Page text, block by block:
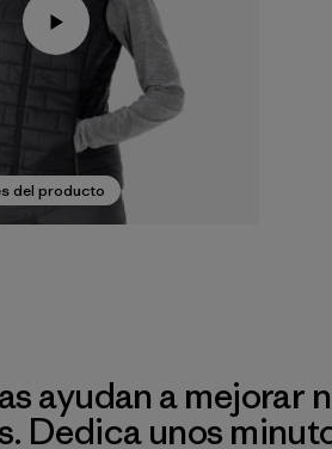
del producto
ayudan a mejorar
Dedica unos